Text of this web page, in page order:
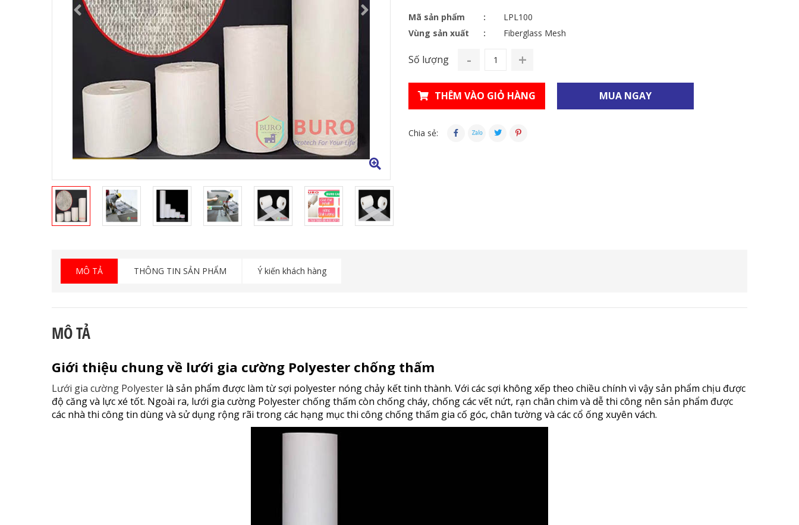
BĂNG KEO CHỐNG THẤM
SÚNG BẮN KEO
Mã sản phẩm
LPL100
Vùng sản xuất
Fiberglass Mesh
Số lượng - +
THÊM VÀO GIỎ HÀNG MUA NGAY
Chia sẻ:
MÔ TẢ THÔNG TIN SẢN PHẨM Ý kiến khách hàng
MÔ TẢ
Giới thiệu chung về lưới gia cường Polyester chống thấm
Lưới gia cường Polyester là sản phẩm được làm từ sợi polyester nóng chảy kết tinh thành. Với các sợi không xếp theo chiều chính vì vậy sản phẩm chịu được
độ căng và lực xé tốt. Ngoài ra, lưới gia cường Polyester chống thấm còn chống cháy, chống các vết nứt, rạn chân chim và dễ thi công nên sản phẩm được
các nhà thi công tin dùng và sử dụng rộng rãi trong các hạng mục thi công chống thấm gia cố góc, chân tường và các cổ ống xuyên vách.